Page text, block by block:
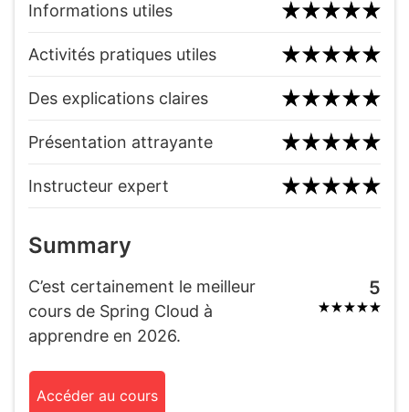
Informations utiles
Activités pratiques utiles
Des explications claires
Présentation attrayante
Instructeur expert
Summary
C’est certainement le meilleur
cours de Spring Cloud à
apprendre en 2026.
5
Accéder au cours